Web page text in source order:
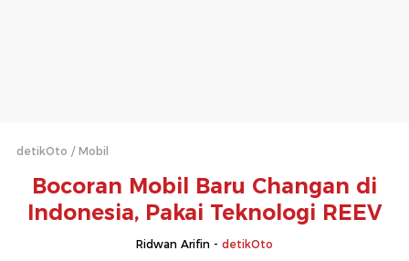
detikOto Mobil
Bocoran Mobil Baru Changan di
Indonesia, Pakai Teknologi REEV
Ridwan Arifin - detikOto